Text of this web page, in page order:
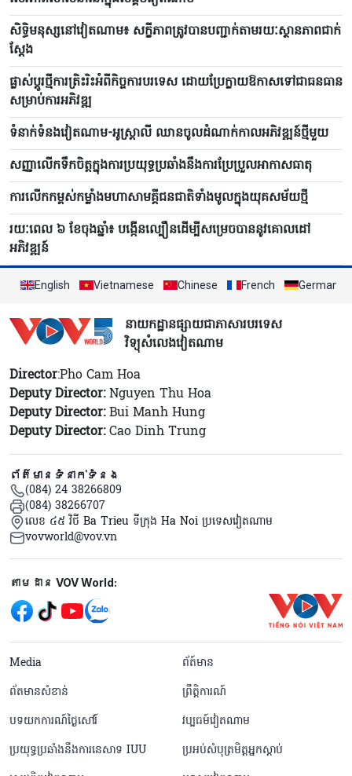
សិទ្ធិមនុស្សនៅវៀតណាម៖ សក្ខីភាពត្រូវបានបញ្ជាក់តាមរយៈស្ថានភាពជាក់
ស្តែង
ផ្លាស់ប្ដូរថ្មីការត្រិះរិះអំពីកិច្ចការបរទេស ដោយប្រែក្លាយឱកាសទៅជាធនធាន
សម្រាប់ការអភិវឌ្ឍ
ទំនាក់ទំនងវៀតណាម-អូស្ត្រាលី ឈាន​ចូលដំណាក់កាលអភិវឌ្ឍន៍ថ្មីមួយ
សញ្ញាលើកទឹកចិត្តក្នុងការប្រយុទ្ធប្រឆាំងនឹងការប្រែប្រួលអាកាសធាតុ
ការលើកកម្ពស់កម្លាំងមហាសាមគ្គីជនជាតិទាំងមូលក្នុងយុគសម័យថ្មី
រយៈពេល ៦​ ខែចុងឆ្នាំ៖ បង្កើន​ល្បឿនដើម្បីសម្រេចបាននូវគោលដៅ
អភិវឌ្ឍន៍
English Vietnamese Chinese French German
នាយកដ្ឋានផ្សាយជាភាសារបរទេស
វិទ្យុសំលេងវៀតណាម
Director:Pho Cam Hoa
Deputy Director:Nguyen Thu Hoa
Deputy Director:Bui Manh Hung
Deputy Director:Cao Dinh Trung
ព័ត៌មានទំនាក់ទំនង
(084) 24 38266809
(084) 38266707
លេខ ៤៥ វិថី Ba Trieu ទីក្រុង Ha Noi ប្រទេសវៀតណាម
vovworld@vov.vn
Mạng xã hội
តាមដាន VOV World:
menu footer tiếng Khmer
Media
ព័ត៍មាន
ព័តមានសំខាន់
ព្រឹត្តិការណ៍
បទយកការណ៍ថ្ងៃសៅរ៍
វប្បធម៍វៀតណាម
ប្រយុទ្ធប្រឆាំងនឹងការនេសាទ IUU
ប្រអប់សំបុត្រមិត្តអ្នកស្តាប់